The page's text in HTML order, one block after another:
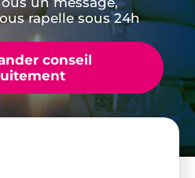
rapelle sous 24h
conseil